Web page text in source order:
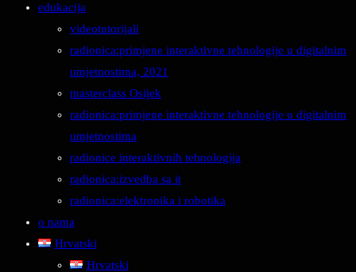
edukacija
videotutorijali
radionica:primjene interaktivne tehnologije u digitalnim
umjetnostima, 2021
masterclass Osijek
radionica:primjene interaktivne tehnologije u digitalnim
umjetnostima
radionice interaktivnih tehnologija
radionica:izvedba sa it
radionica:elektronika i robotika
o nama
Hrvatski
Hrvatski